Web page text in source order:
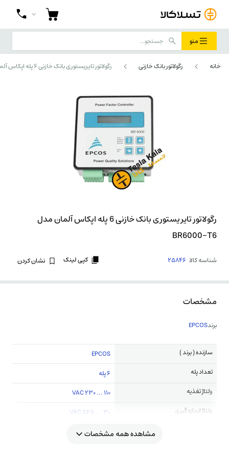
منو
خانه رگولاتور بانک خازنی رگولاتور تایریستوری بانک خازنی 6 پله اپکاس آلمان مدل BR6000-T6
رگولاتور تایریستوری بانک خازنی 6 پله اپکاس آلمان مدل
BR6000-T6
شناسه کالا 25846 کپی لینک نشان کردن
مشخصات
برندEPCOS
سازنده ( برند )
EPCOS
تعداد پله
6 پله
ولتاژ تغذیه
110 ... 230 VAC
ولتاژ اندازه گیری
30 ....525 VAC
مشاهده همه مشخصات